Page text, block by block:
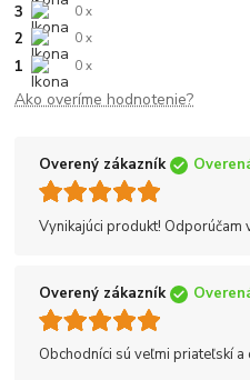
3 0 x
2 0 x
1 0 x
Ako overíme hodnotenie?
Overený zákazník
Vynikajúci produkt! Odporúčam
Overený zákazník
Obchodníci sú veľmi priateľskí a